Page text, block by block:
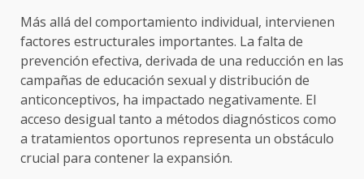
Más allá del comportamiento individual, intervienen
factores estructurales importantes. La falta de
prevención efectiva, derivada de una reducción en las
campañas de educación sexual y distribución de
anticonceptivos, ha impactado negativamente. El
acceso desigual tanto a métodos diagnósticos como
a tratamientos oportunos representa un obstáculo
crucial para contener la expansión.